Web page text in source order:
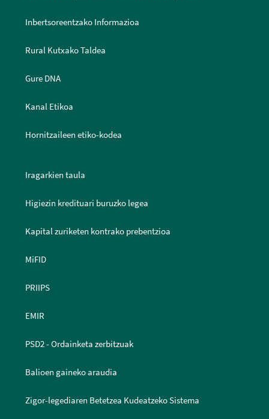
Inbertsoreentzako Informazioa
Rural Kutxako Taldea
Gure DNA
Kanal Etikoa
Hornitzaileen etiko-kodea
Iragarkien taula
Higiezin kredituari buruzko legea
Kapital zuriketen kontrako prebentzioa
MiFID
PRIIPS
EMIR
PSD2 - Ordainketa zerbitzuak
Balioen gaineko araudia
Zigor-legediaren Betetzea Kudeatzeko Sistema